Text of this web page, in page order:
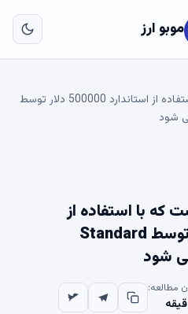
موبو ارز
بیت کوین تخمین زده است که با استفاده از استاندارد 500000 دلار توسط
که با استفاده از
استاندارد 500000 دلار توسط Standard
مطالعه: